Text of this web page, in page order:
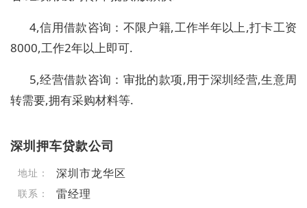
4,信用借款咨询：不限户籍,工作半年以上,打卡工资
8000,工作2年以上即可.
5,经营借款咨询：审批的款项,用于深圳经营,生意周
转需要,拥有采购材料等.
深圳押车贷款公司
地址： 深圳市龙华区
联系： 雷经理